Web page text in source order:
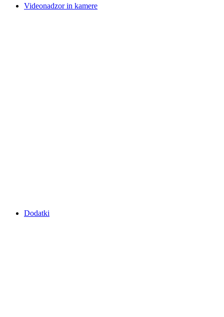
Videonadzor in kamere
Dodatki